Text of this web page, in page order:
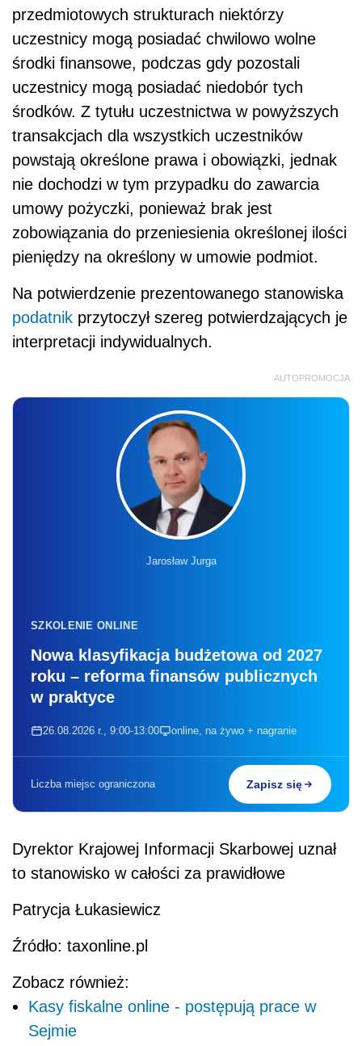
przedmiotowych strukturach niektórzy
uczestnicy mogą posiadać chwilowo wolne
środki finansowe, podczas gdy pozostali
uczestnicy mogą posiadać niedobór tych
środków. Z tytułu uczestnictwa w powyższych
transakcjach dla wszystkich uczestników
powstają określone prawa i obowiązki, jednak
nie dochodzi w tym przypadku do zawarcia
umowy pożyczki, ponieważ brak jest
zobowiązania do przeniesienia określonej ilości
pieniędzy na określony w umowie podmiot.
Na potwierdzenie prezentowanego stanowiska
podatnik przytoczył szereg potwierdzających je
interpretacji indywidualnych.
AUTOPROMOCJA
Jarosław Jurga
SZKOLENIE ONLINE
Nowa klasyfikacja budżetowa od 2027
roku – reforma finansów publicznych
w praktyce
26.08.2026 r., 9:00-13:00 online, na żywo + nagranie
Liczba miejsc ograniczona Zapisz się
Dyrektor Krajowej Informacji Skarbowej uznał
to stanowisko w całości za prawidłowe
Patrycja Łukasiewicz
Źródło: taxonline.pl
Zobacz również:
Kasy fiskalne online - postępują prace w
Sejmie